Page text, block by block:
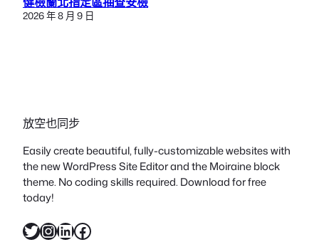
2026 年 8 月 9 日
放空也同步
Easily create beautiful, fully-customizable websites with
the new WordPress Site Editor and the Moiraine block
theme. No coding skills required. Download for free
today!
X InstagramLinkedIn Facebook